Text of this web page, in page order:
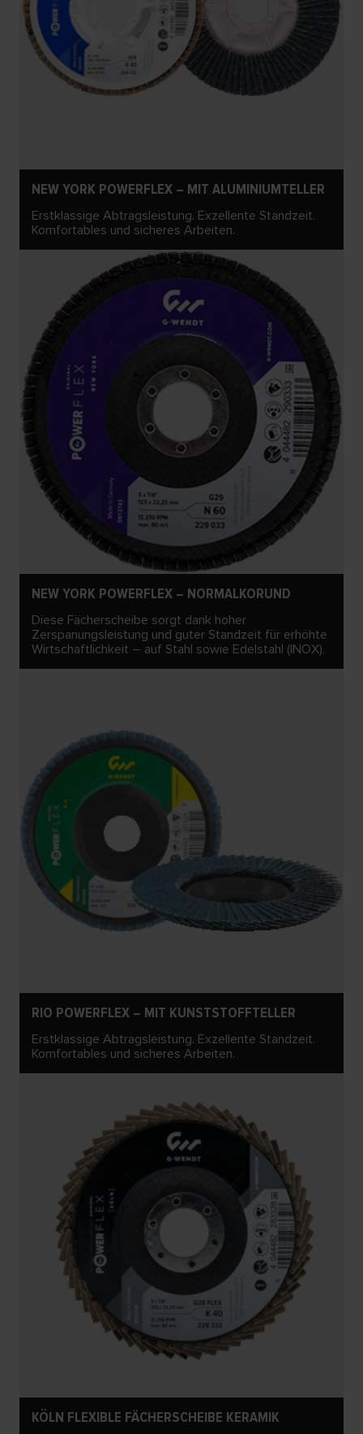
NEW YORK POWERFLEX – MIT ALUMINIUMTELLER
Erstklassige Abtragsleistung. Exzellente Standzeit.
Komfortables und sicheres Arbeiten.
NEW YORK POWERFLEX – NORMALKORUND
Diese Fächerscheibe sorgt dank hoher
Zerspanungsleistung und guter Standzeit für erhöhte
Wirtschaftlichkeit – auf Stahl sowie Edelstahl (INOX).
RIO POWERFLEX – MIT KUNSTSTOFFTELLER
Erstklassige Abtragsleistung. Exzellente Standzeit.
Komfortables und sicheres Arbeiten.
KÖLN FLEXIBLE FÄCHERSCHEIBE KERAMIK